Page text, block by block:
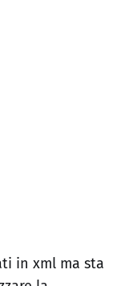
in xml ma sta